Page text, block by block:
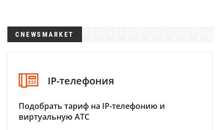
CNEWSMARKET
IP-телефония
Подобрать тариф на IP-телефонию и
виртуальную АТС